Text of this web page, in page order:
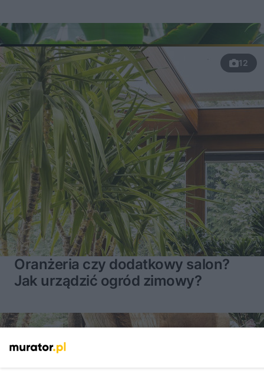
12
Oranżeria czy dodatkowy salon?
Jak urządzić ogród zimowy?